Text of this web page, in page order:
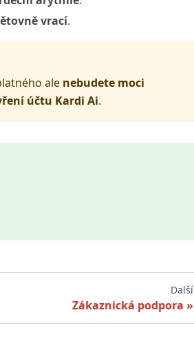
vrací.
ale nebudete moci
účtu Kardi Ai.
Další
Zákaznická podpora